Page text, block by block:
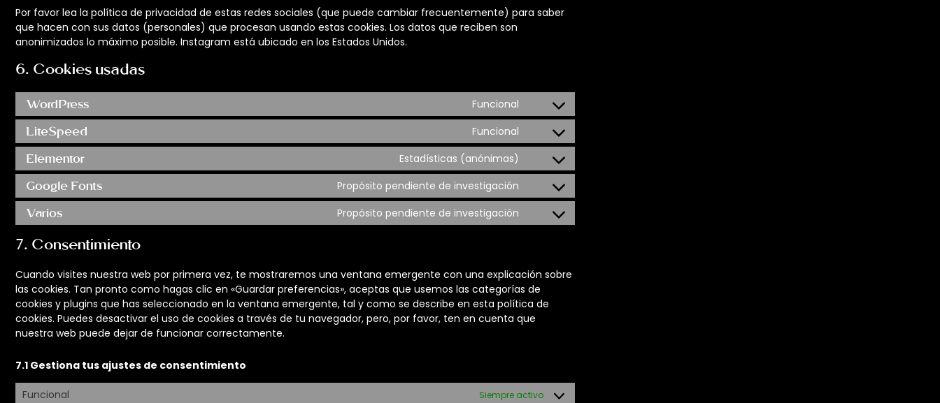
Por favor lea la política de privacidad de estas redes sociales (que puede cambiar frecuentemente) para saber
que hacen con sus datos (personales) que procesan usando estas cookies. Los datos que reciben son
anonimizados lo máximo posible. Instagram está ubicado en los Estados Unidos.
6. Cookies usadas
WordPress Funcional
LiteSpeed Funcional
Elementor Estadísticas (anónimas)
Google Fonts Propósito pendiente de investigación
Varios Propósito pendiente de investigación
7. Consentimiento
Cuando visites nuestra web por primera vez, te mostraremos una ventana emergente con una explicación sobre
las cookies. Tan pronto como hagas clic en «Guardar preferencias», aceptas que usemos las categorías de
cookies y plugins que has seleccionado en la ventana emergente, tal y como se describe en esta política de
cookies. Puedes desactivar el uso de cookies a través de tu navegador, pero, por favor, ten en cuenta que
nuestra web puede dejar de funcionar correctamente.
7.1 Gestiona tus ajustes de consentimiento
Funcional Siempre activo